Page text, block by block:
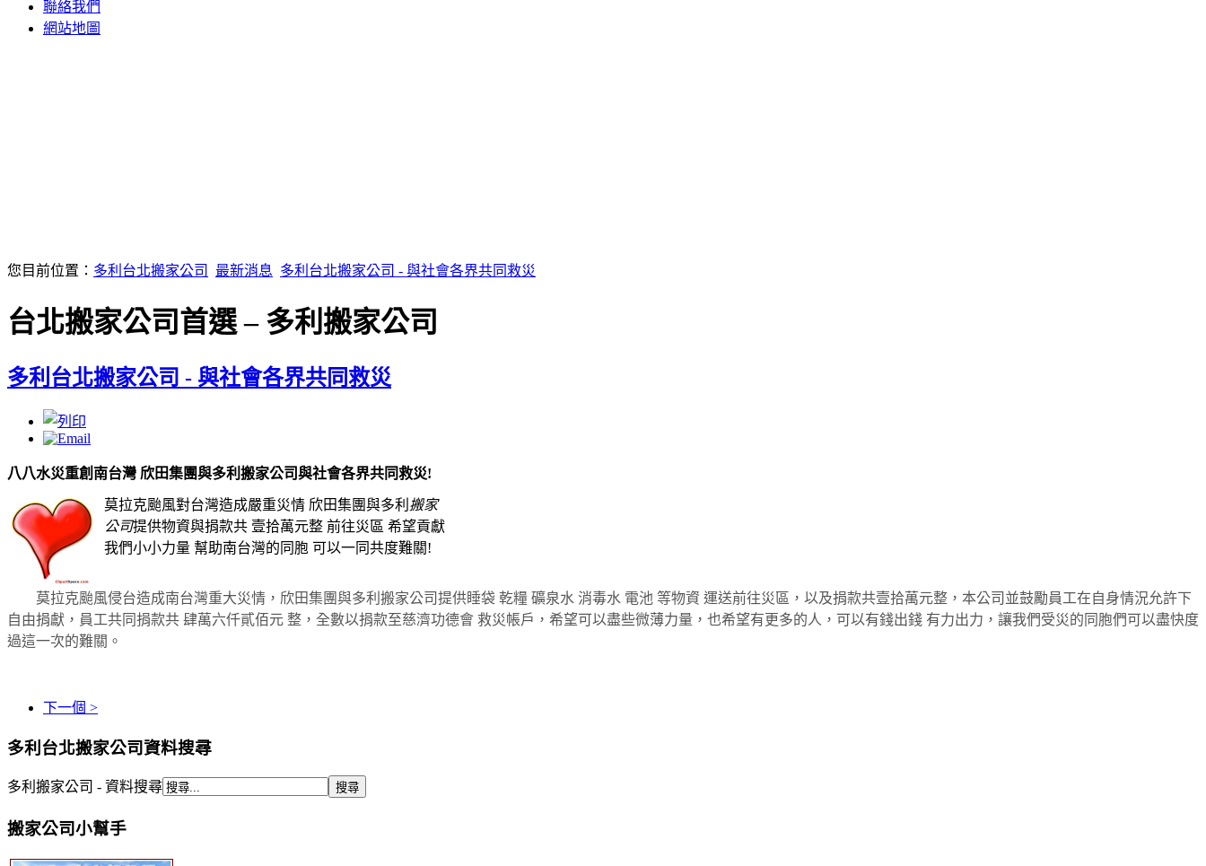
聯絡我們
網站地圖
您目前位置： 多利台北搬家公司 最新消息 多利台北搬家公司 - 與社會各界共同救災
台北搬家公司首選 – 多利搬家公司
多利台北搬家公司 - 與社會各界共同救災
八八水災重創南台灣 欣田集團與多利搬家公司與社會各界共同救災!
莫拉克颱風對台灣造成嚴重災情 欣田集團與多利 搬家
公司提供物資與捐款共 壹拾萬元整 前往災區 希望貢獻
我們小小力量 幫助南台灣的同胞 可以一同共度難關!
莫拉克颱風侵台造成南台灣重大災情，欣田集團與多利搬家公司提供睡袋 乾糧 礦泉水 消毒水 電池 等物資 運送前往災區，以及捐款共壹拾萬元整，本公司並鼓勵員工在自身情況允許下
自由捐獻，員工共同捐款共 肆萬六仟貳佰元 整，全數以捐款至慈濟功德會 救災帳戶，希望可以盡些微薄力量，也希望有更多的人，可以有錢出錢 有力出力，讓我們受災的同胞們可以盡快度
過這一次的難關。
下一個 >
多利台北搬家公司資料搜尋
多利搬家公司 - 資料搜尋
搬家公司小幫手